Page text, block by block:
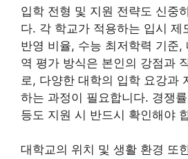
입학 전형 및 지원 전략도 신중
다. 각 학교가 적용하는 입시 제
반영 비율, 수능 최저학력 기준,
역 평가 방식은 본인의 강점과
로, 다양한 대학의 입학 요강과
하는 과정이 필요합니다. 경쟁
등도 지원 시 반드시 확인해야
대학교의 위치 및 생활 환경 또